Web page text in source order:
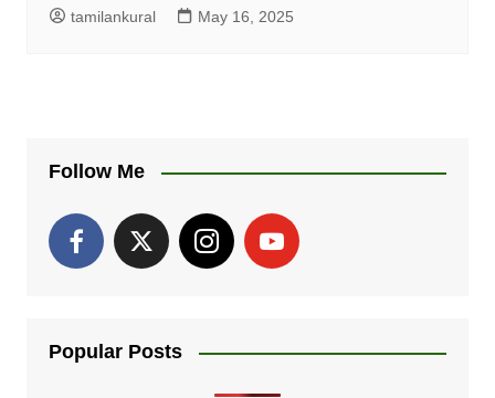
tamilankural May 16, 2025
Follow Me
Popular Posts